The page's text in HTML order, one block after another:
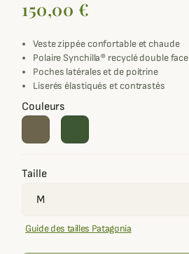
150,00 €
Veste zippée confortable et chaude
Polaire Synchilla® recyclé double face
Poches latérales et de poitrine
Liserés élastiqués et contrastés
Couleurs
Taille
Guide des tailles Patagonia